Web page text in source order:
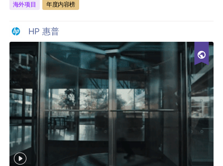
海外项目 年度内容榜
HP 惠普